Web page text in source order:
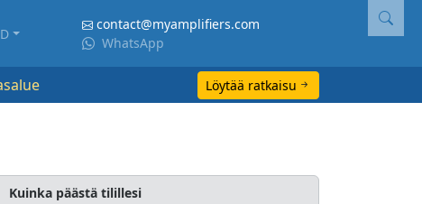
contact@myamplifiers.com
WhatsApp
Löytää ratkaisu
Kuinka päästä tilillesi